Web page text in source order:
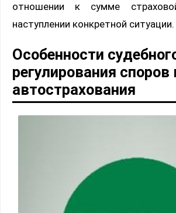
отношении к сумме
наступлении конкретной ситуации.
Особенности
регулирования споров
автострахования